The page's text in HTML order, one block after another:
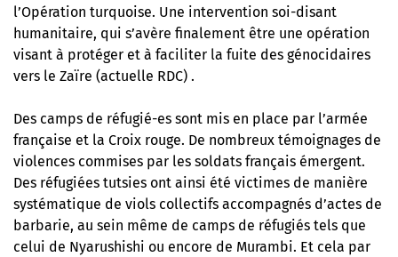
l’Opération turquoise. Une intervention soi-disant
humanitaire, qui s’avère finalement être une opération
visant à protéger et à faciliter la fuite des génocidaires
vers le Zaïre (actuelle RDC) .
Des camps de réfugié-es sont mis en place par l’armée
française et la Croix rouge. De nombreux témoignages de
violences commises par les soldats français émergent.
Des réfugiées tutsies ont ainsi été victimes de manière
systématique de viols collectifs accompagnés d’actes de
barbarie, au sein même de camps de réfugiés tels que
celui de Nyarushishi ou encore de Murambi. Et cela par